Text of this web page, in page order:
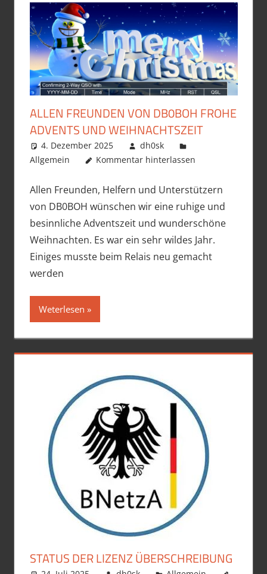
ALLEN FREUNDEN VON DB0BOH FROHE
ADVENTS UND WEIHNACHTSZEIT
4. Dezember 2025
dh0sk
Allgemein
Kommentar hinterlassen
Allen Freunden, Helfern und Unterstützern
von DB0BOH wünschen wir eine ruhige und
besinnliche Adventszeit und wunderschöne
Weihnachten. Es war ein sehr wildes Jahr.
Einiges musste beim Relais neu gemacht
werden
Weterlesen
STATUS DER LIZENZ ÜBERSCHREIBUNG